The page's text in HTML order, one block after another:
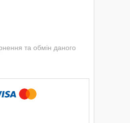
та обмін даного